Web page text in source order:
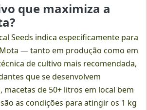
que maximiza a
Seeds indica especificamente para
— tanto em produção como em
de cultivo mais recomendada,
que se desenvolvem
de 50+ litros em local bem
as condições para atingir os 1 kg